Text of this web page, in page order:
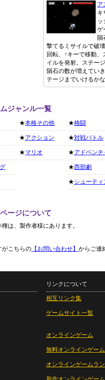
ア
キ
ッ
ゲ
隕
撃てるミサイルで破
回転、↑キーで移動
イルを発射。ステー
隕石の数が増えてい
テージまでいけるか
ジャンル一覧
★本格その他
★アクション
★マリオ
★格闘
★対戦バトル
★アドベンチ
★西部劇
★シューティ
ージについて
は、製作者様にあります。
がこちらの 【お問い合わせ】 からご連
リンクについて
相互リンク集
ゲームサイト一覧
オンラインゲーム
無料オンラインゲーム
オンラインゲームラ